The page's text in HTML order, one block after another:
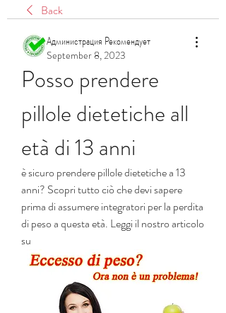
Back
Администрация Рекомендует
September 8, 2023
Posso prendere
pillole dietetiche all
età di 13 anni
è sicuro prendere pillole dietetiche a 13
anni? Scopri tutto ciò che devi sapere
prima di assumere integratori per la perdita
di peso a questa età. Leggi il nostro articolo
su